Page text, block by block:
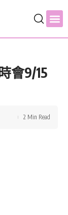
會9/15
2 Min Read